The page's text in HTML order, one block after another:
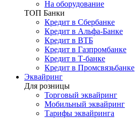
На оборудование
ТОП Банки
Кредит в Сбербанке
Кредит в Альфа-Банке
Кредит в ВТБ
Кредит в Газпромбанке
Кредит в Т-банке
Кредит в Промсвязьбанке
Эквайринг
Для розницы
Торговый эквайринг
Мобильный эквайринг
Тарифы эквайринга